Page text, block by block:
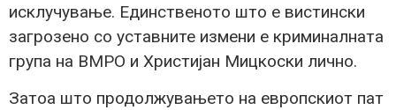
исклучување. Единственото што е вистински
загрозено со уставните измени е криминалната
група на ВМРО и Христијан Мицкоски лично.
Затоа што продолжувањето на европскиот пат